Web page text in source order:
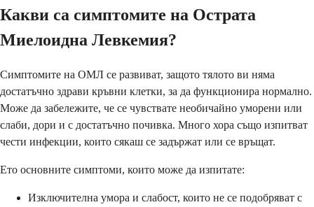
Какви са симптомите на Острата
Миелоидна Левкемия?
Симптомите на ОМЛ се развиват, защото тялото ви няма
достатъчно здрави кръвни клетки, за да функционира нормално.
Може да забележите, че се чувствате необичайно уморени или
слаби, дори и с достатъчно почивка. Много хора също изпитват
чести инфекции, които сякаш се задържат или се връщат.
Ето основните симптоми, които може да изпитате:
Изключителна умора и слабост, които не се подобряват с